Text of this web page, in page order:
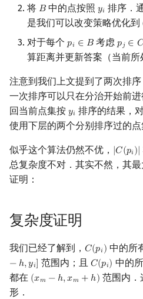
将 𝐵
B 中的点按照𝑦𝑖
yi 排序．
是我们可以改变策略优化到
对于每个 𝑝𝑖 ∈ 𝐵
pi ∈ B 考虑 𝑝𝑗 ∈ 𝐶
pj∈C(
算距离并更新答案（当前所
注意到我们上文提到了两次排
一次排序可以只在分治开始前
回当前点集按 𝑦𝑖
yi 排序的结果，
使用下层的两个分别排序过的点
似乎这个算法仍然不优， |𝐶(𝑝𝑖)|
|C(pi)|
总复杂度不对．其实不然，其
证明：
复杂度证明
我们已经了解到， 𝐶(𝑝𝑖)
C(pi) 中的所
− ℎ,𝑦𝑖] 范围内；且 𝐶(𝑝𝑖)
C(pi) 中的
都在 (𝑥𝑚 − ℎ,𝑥𝑚 + ℎ)
(xm −h ,xm+h ) 范围内．
形．